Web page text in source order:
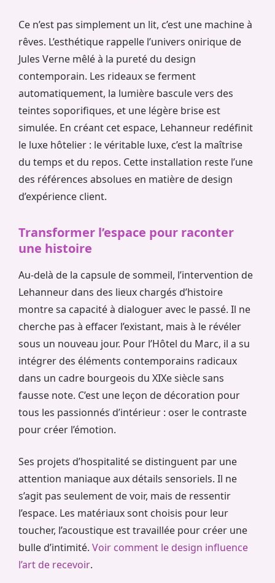
Ce n’est pas simplement un lit, c’est une machine à
rêves. L’esthétique rappelle l’univers onirique de
Jules Verne mêlé à la pureté du design
contemporain. Les rideaux se ferment
automatiquement, la lumière bascule vers des
teintes soporifiques, et une légère brise est
simulée. En créant cet espace, Lehanneur redéfinit
le luxe hôtelier : le véritable luxe, c’est la maîtrise
du temps et du repos. Cette installation reste l’une
des références absolues en matière de design
d’expérience client.
Transformer l’espace pour raconter
une histoire
Au-delà de la capsule de sommeil, l’intervention de
Lehanneur dans des lieux chargés d’histoire
montre sa capacité à dialoguer avec le passé. Il ne
cherche pas à effacer l’existant, mais à le révéler
sous un nouveau jour. Pour l’Hôtel du Marc, il a su
intégrer des éléments contemporains radicaux
dans un cadre bourgeois du XIXe siècle sans
fausse note. C’est une leçon de décoration pour
tous les passionnés d’intérieur : oser le contraste
pour créer l’émotion.
Ses projets d’hospitalité se distinguent par une
attention maniaque aux détails sensoriels. Il ne
s’agit pas seulement de voir, mais de ressentir
l’espace. Les matériaux sont choisis pour leur
toucher, l’acoustique est travaillée pour créer une
bulle d’intimité. Voir comment le design influence
l’art de recevoir.